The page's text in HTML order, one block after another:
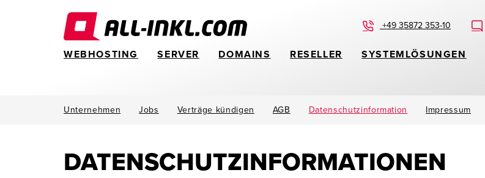
+49 35872 353-10
WEBHOSTING SERVER DOMAINS RESELLER SYSTEMLÖSUNGEN
Unternehmen Jobs Verträge kündigen AGB Datenschutzinformation Impressum
DATENSCHUTZ­INFORMATIONEN